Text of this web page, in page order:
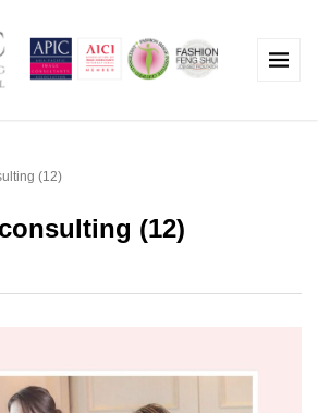
(12)
(12)